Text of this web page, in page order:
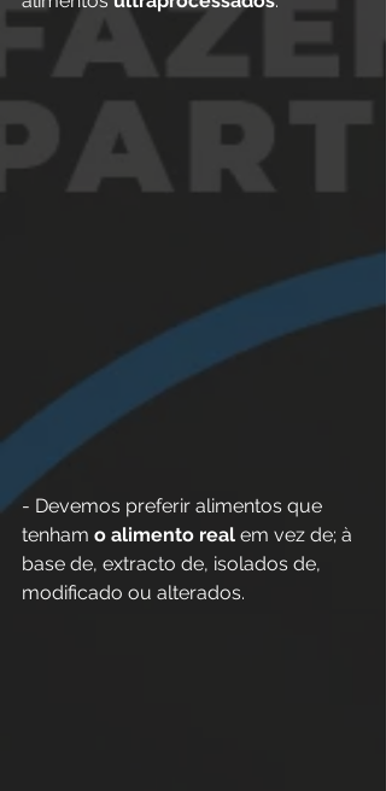
- Devemos preferir alimentos que
tenham o alimento real em vez de; à
base de, extracto de, isolados de,
modificado ou alterados.